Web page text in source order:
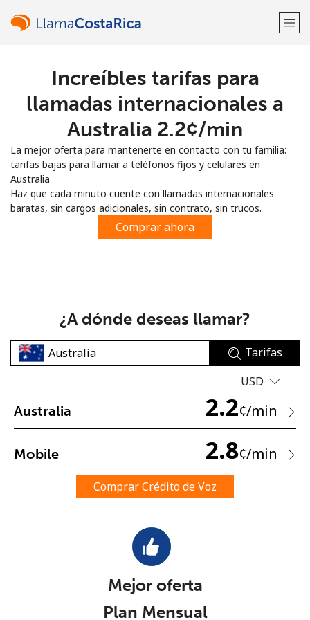
¡Bienvenido!
Regístrate con
o
No se ha creado una contraseña
Una letra mayúscula y una minúscula
Un caracter especial
Mantente en contacto para recibir nuestras mejores
Increíbles tarifas para
llamadas internacionales a
Australia ⁦2.2¢⁩/min
La mejor oferta para mantenerte en contacto con tu familia:
tarifas bajas para llamar a teléfonos fijos y celulares en
Australia
Haz que cada minuto cuente con llamadas internacionales
baratas, sin cargos adicionales, sin contrato, sin trucos.
Comprar ahora
¿A dónde deseas llamar?
Tarifas
USD
Australia 2.2¢/min
Mobile 2.8¢/min
Comprar Crédito de Voz
Mejor oferta
Plan Mensual